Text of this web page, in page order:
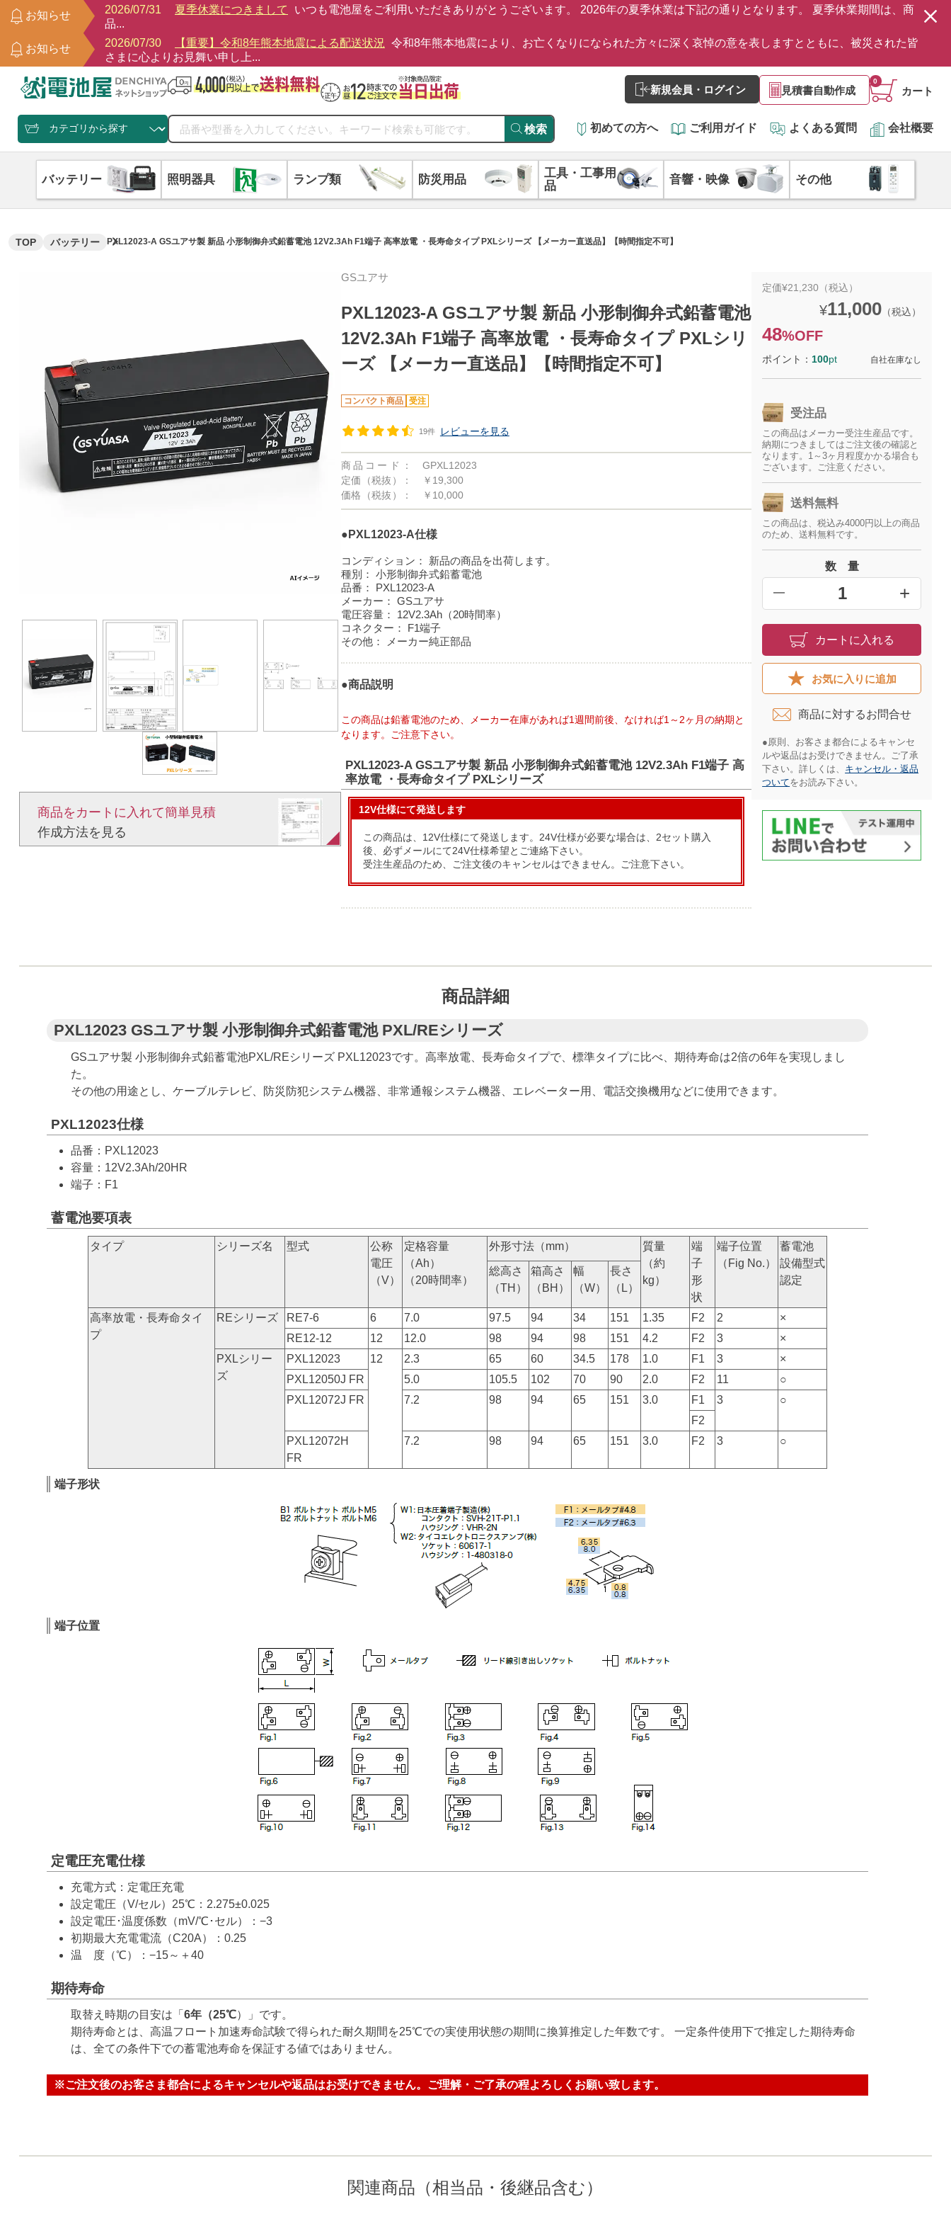
お知らせ
2026/07/31 夏季休業につきまして
いつも電池屋をご利用いただきありがとうございます。 2026年の夏季休業は下記の通りとなります。 夏季休業期間は、商
品...
お知らせ
2026/07/30 【重要】令和8年熊本地震による配送状況 令和8年熊本地震により、お亡くなりになられた方々に深く哀悼の意を表しますとともに、被災された皆
さまに心よりお見舞い申し上...
新規会員・ログイン 見積書自動作成 カート
0
検索 初めての方へ ご利用ガイド よくある質問 会社概要
バッテリー 照明器具 ランプ類 防災用品
工具・工事用
品
音響・映像 その他
TOP バッテリー PXL12023-A GSユアサ製 新品 小形制御弁式鉛蓄電池 12V2.3Ah F1端子 高率放電 ・長寿命タイプ PXLシリーズ 【メーカー直送品】【時間指定不可】
商品をカートに入れて簡単見積​
作成方法を見る​​
GSユアサ
PXL12023-A GSユアサ製 新品 小形制御弁式鉛蓄電池
12V2.3Ah F1端子 高率放電 ・長寿命タイプ PXLシリ
ーズ 【メーカー直送品】【時間指定不可】
コンパクト商品 受注
19件 レビューを見る
商品コード：
GPXL12023
定価（税抜）：
￥19,300
価格（税抜）：
￥10,000
●PXL12023-A仕様
コンディション：
新品の商品を出荷します。
種別： 小形制御弁式鉛蓄電池
品番：
PXL12023-A
メーカー： GSユアサ
電圧容量：
12V2.3Ah（20時間率）
コネクター：
F1端子
その他：
メーカー純正部品
●商品説明
この商品は鉛蓄電池のため、メーカー在庫があれば1週間前後、なければ1～2ヶ月の納期と
なります。ご注意下さい。
PXL12023-A GSユアサ製 新品 小形制御弁式鉛蓄電池 12V2.3Ah F1端子 高
率放電 ・長寿命タイプ PXLシリーズ
12V仕様にて発送します
この商品は、12V仕様にて発送します。24V仕様が必要な場合は、2セット購入
後、必ずメールにて24V仕様希望とご連絡下さい。
受注生産品のため、ご注文後のキャンセルはできません。ご注意下さい。
定価¥21,230（税込）
¥11,000 （税込）
48%OFF
ポイント： 100pt 自社在庫なし
受注品
この商品はメーカー受注生産品です。
納期につきましてはご注文後の確認と
なります。1～3ヶ月程度かかる場合も
ございます。ご注意ください。
送料無料
この商品は、税込み4000円以上の商品
のため、送料無料です。
数 量
━ +
カートに入れる
お気に入りに追加
商品に対するお問合せ​
●原則、お客さま都合によるキャンセ
ルや返品はお受けできません。ご了承
下さい。詳しくは、 キャンセル・返品
ついてをお読み下さい。​
商品詳細
PXL12023 GSユアサ製 小形制御弁式鉛蓄電池 PXL/REシリーズ
GSユアサ製 小形制御弁式鉛蓄電池PXL/REシリーズ PXL12023です。高率放電、長寿命タイプで、標準タイプに比べ、期待寿命は2倍の6年を実現しまし
た。
その他の用途とし、ケーブルテレビ、防災防犯システム機器、非常通報システム機器、エレベーター用、電話交換機用などに使用できます。
PXL12023仕様
品番：PXL12023
容量：12V2.3Ah/20HR
端子：F1
蓄電池要項表
タイプ シリーズ名 型式
公称
電圧
（V）
定格容量
（Ah）
（20時間率）
外形寸法（mm）
質量
（約
kg）
端
子
形
状
端子位置
（Fig No.）
蓄電池
設備型式
認定
総高さ
（TH）
箱高さ
（BH）
幅
（W）
長さ
（L）
高率放電・長寿命タイ
プ
REシリーズ RE7-6 6 7.0 97.5 94 34 151 1.35 F2 2
×
RE12-12
12 12.0 98 94 98 151 4.2 F2 3
×
PXLシリー
ズ
PXL12023 12 2.3 65 60 34.5 178 1.0 F1 3
×
PXL12050J FR
5.0 105.5 102 70 90 2.0 F2 11
○
PXL12072J FR
7.2 98 94 65 151 3.0 F1 3
○
F2
PXL12072H
FR
7.2 98 94 65 151 3.0 F2 3 ○
端子形状
端子位置
定電圧充電仕様
充電方式：定電圧充電
設定電圧（V/セル）25℃：2.275±0.025
設定電圧･温度係数（mV/℃･セル）：−3
初期最大充電電流（C20A）：0.25
温 度（℃）：−15～＋40
期待寿命
取替え時期の目安は「6年（25℃）」です。
期待寿命とは、高温フロート加速寿命試験で得られた耐久期間を25℃での実使用状態の期間に換算推定した年数です。 一定条件使用下で推定した期待寿命
は、全ての条件下での蓄電池寿命を保証する値ではありません。
※ご注文後のお客さま都合によるキャンセルや返品はお受けできません。ご理解・ご了承の程よろしくお願い致します。
関連商品（相当品・後継品含む）